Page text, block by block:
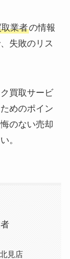
業者の情報
失敗のリス
買取サービ
めのポイン
のない売却
。
見店